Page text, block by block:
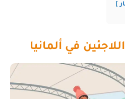
في ألمانيا